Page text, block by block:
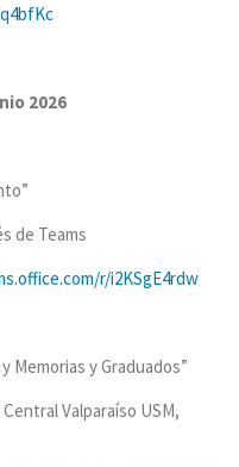
2026
de Teams
r/i2KSgE4rdw
Memorias y Graduados”
Valparaíso USM,